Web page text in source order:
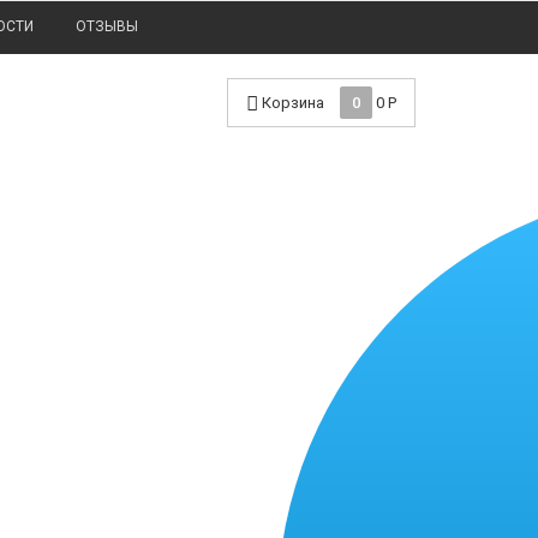
ОТЗЫВЫ
Корзина 0 0 Р